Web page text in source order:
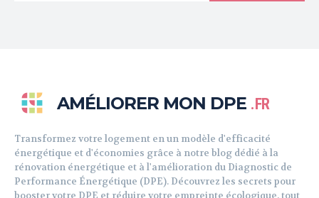
AMÉLIORER MON DPE .FR
Transformez votre logement en un modèle d'efficacité
énergétique et d'économies grâce à notre blog dédié à la
rénovation énergétique et à l'amélioration du Diagnostic de
Performance Énergétique (DPE). Découvrez les secrets pour